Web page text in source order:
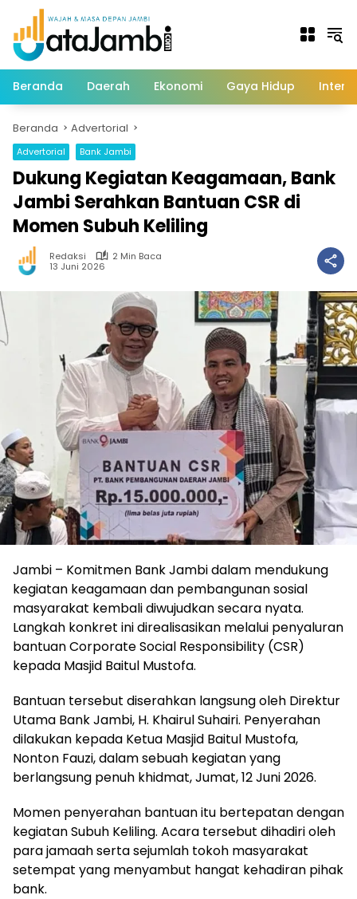
Langsung
konten
Beranda Daerah Ekonomi Gaya Hidup
Beranda Advertorial
Advertorial Bank Jambi
Dukung Kegiatan Keagamaan, Bank
Jambi Serahkan Bantuan CSR di
Momen Subuh Keliling
Redaksi
2 Min Baca
13 Juni 2026
Jambi – Komitmen Bank Jambi dalam mendukung
kegiatan keagamaan dan pembangunan sosial
masyarakat kembali diwujudkan secara nyata.
Langkah konkret ini direalisasikan melalui penyaluran
bantuan Corporate Social Responsibility (CSR)
kepada Masjid Baitul Mustofa.
Bantuan tersebut diserahkan langsung oleh Direktur
Utama Bank Jambi, H. Khairul Suhairi. Penyerahan
dilakukan kepada Ketua Masjid Baitul Mustofa,
Nonton Fauzi, dalam sebuah kegiatan yang
berlangsung penuh khidmat, Jumat, 12 Juni 2026.
Momen penyerahan bantuan itu bertepatan dengan
kegiatan Subuh Keliling. Acara tersebut dihadiri oleh
para jamaah serta sejumlah tokoh masyarakat
setempat yang menyambut hangat kehadiran pihak
bank.